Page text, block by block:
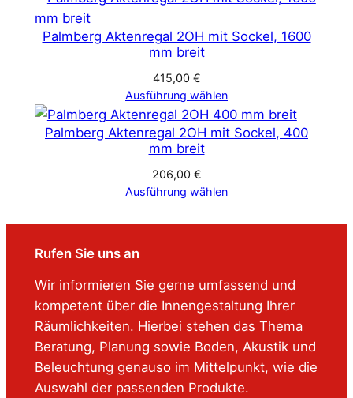
Palmberg Aktenregal 2OH mit Sockel, 1600
mm breit
415,00 €
Ausführung wählen
Palmberg Aktenregal 2OH mit Sockel, 400
mm breit
206,00 €
Ausführung wählen
Rufen Sie uns an
Wir informieren Sie gerne umfassend und
kompetent über die Innengestaltung Ihrer
Räumlichkeiten. Hierbei stehen das Thema
Beratung, Planung sowie Boden, Akustik und
Beleuchtung genauso im Mittelpunkt, wie die
Auswahl der passenden Produkte.